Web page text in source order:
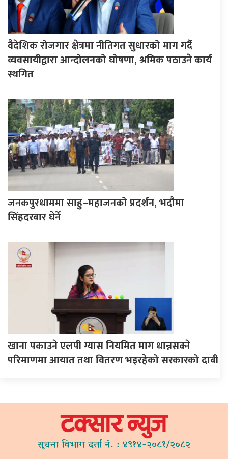
वैदेशिक रोजगार क्षेत्रमा नीतिगत सुधारको माग गर्दै
व्यवसायीद्वारा आन्दोलनको घोषणा, श्रमिक पठाउने कार्य
स्थगित
जनकपुरधाममा साहु–महाजनको प्रदर्शन, भदौमा
सिंहदरबार घेर्ने
खाना पकाउने एलपी ग्यास नियमित माग धान्नसक्ने
परिमाणमा आयात तथा वितरण भइरहेको सरकारको दाबी
सूचना विभाग दर्ता नं. : ४९१४-२०८१/२०८२